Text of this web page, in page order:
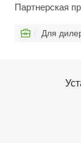
Партнерская
Для